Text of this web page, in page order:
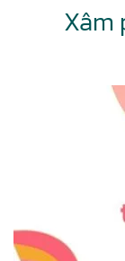
Xâm